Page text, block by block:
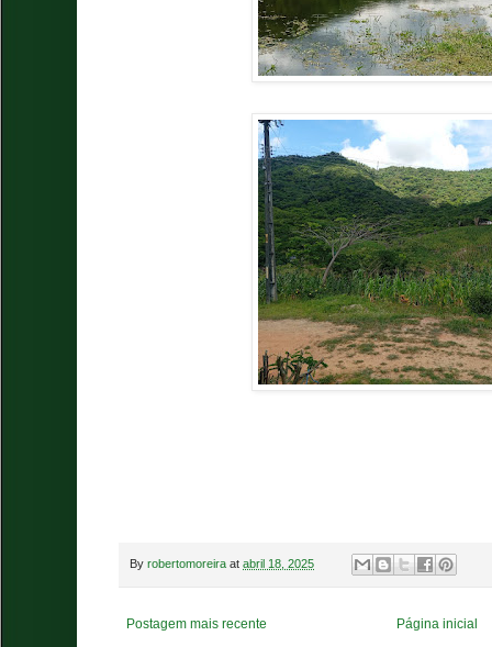
By robertomoreira at abril 18, 2025
Postagem mais recente Página inicial